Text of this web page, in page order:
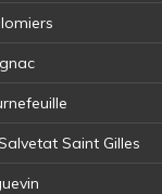
Saint Gilles